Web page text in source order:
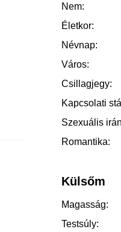
Nem:
Életkor:
Névnap:
Város:
Csillagjegy:
Kapcsolati
Szexuális
Romantika:
Külsőm
Magasság:
Testsúly: